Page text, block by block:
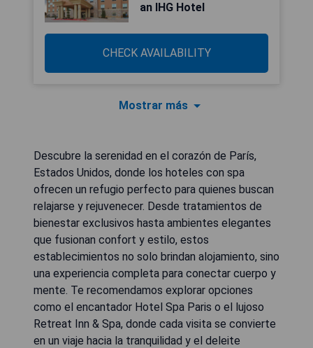
an IHG Hotel
CHECK AVAILABILITY
Mostrar más
Descubre la serenidad en el corazón de París,
Estados Unidos, donde los hoteles con spa
ofrecen un refugio perfecto para quienes buscan
relajarse y rejuvenecer. Desde tratamientos de
bienestar exclusivos hasta ambientes elegantes
que fusionan confort y estilo, estos
establecimientos no solo brindan alojamiento, sino
una experiencia completa para conectar cuerpo y
mente. Te recomendamos explorar opciones
como el encantador Hotel Spa Paris o el lujoso
Retreat Inn & Spa, donde cada visita se convierte
en un viaje hacia la tranquilidad y el deleite